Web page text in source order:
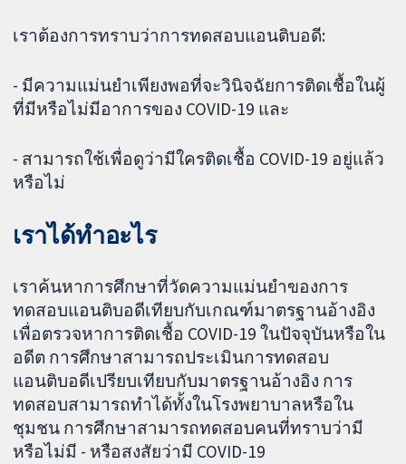
เราต้องการทราบว่าการทดสอบแอนติบอดี:
- มีความแม่นยำเพียงพอที่จะวินิจฉัยการติดเชื้อในผู้
ที่มีหรือไม่มีอาการของ COVID-19 และ
- สามารถใช้เพื่อดูว่ามีใครติดเชื้อ COVID-19 อยู่แล้ว
หรือไม่
เราได้ทำอะไร
เราค้นหาการศึกษาที่วัดความแม่นยำของการ
ทดสอบแอนติบอดีเทียบกับเกณฑ์มาตรฐานอ้างอิง
เพื่อตรวจหาการติดเชื้อ COVID-19 ในปัจจุบันหรือใน
อดีต การศึกษาสามารถประเมินการทดสอบ
แอนติบอดีเปรียบเทียบกับมาตรฐานอ้างอิง การ
ทดสอบสามารถทำได้ทั้งในโรงพยาบาลหรือใน
ชุมชน การศึกษาสามารถทดสอบคนที่ทราบว่ามี
หรือไม่มี - หรือสงสัยว่ามี COVID-19